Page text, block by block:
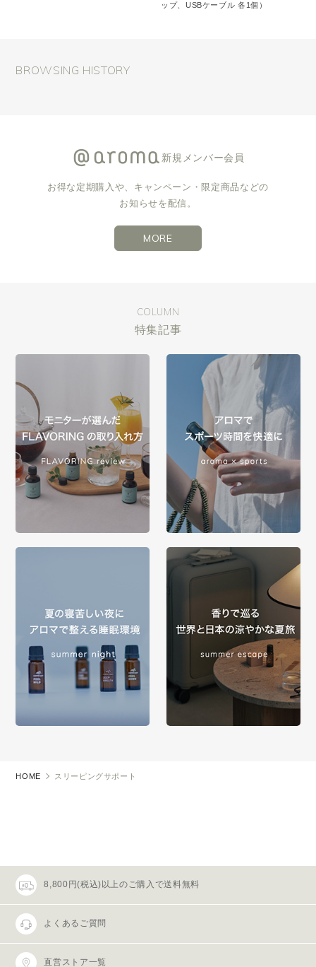
ップ、USBケーブル 各1個）
BROWSING HISTORY
新規メンバー会員
お得な定期購入や、キャンペーン・限定商品などの
お知らせを配信。
MORE
COLUMN
特集記事
HOME スリーピングサポート
8,800円(税込)以上のご購入で送料無料
よくあるご質問
直営ストア一覧